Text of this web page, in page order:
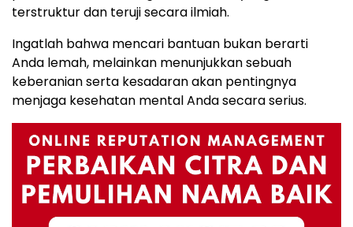
terstruktur dan teruji secara ilmiah.
Ingatlah bahwa mencari bantuan bukan berarti
Anda lemah, melainkan menunjukkan sebuah
keberanian serta kesadaran akan pentingnya
menjaga kesehatan mental Anda secara serius.